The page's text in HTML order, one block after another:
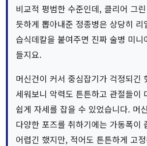
비교적 평범한 수준인데, 클리어 그
듯하게 뽑아내준 정종병은 상당히 리
습식데칼을 붙여주면 진짜 술병 미니
들지요.
머신건이 커서 중심잡기가 걱정되긴
세워보니 악력도 튼튼하고 관절들이
쉽게 자세를 잡을 수 있었습니다. 머
다양한 포즈를 취하기에는 가동폭이
어렵긴 했지만, 적어도 튼튼하게 고